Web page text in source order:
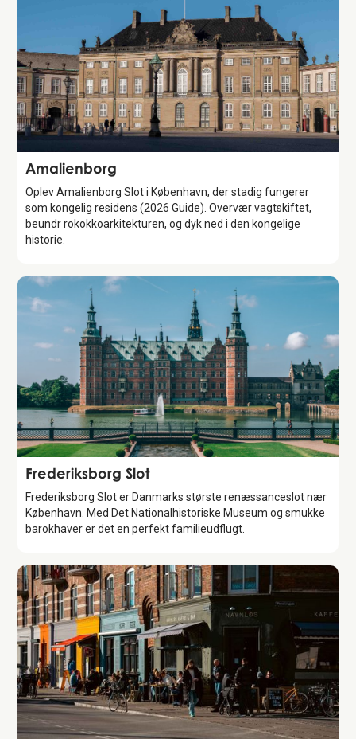
Attraction
Amalienborg
Oplev Amalienborg Slot i København, der stadig fungerer
som kongelig residens (2026 Guide). Overvær vagtskiftet,
beundr rokokkoarkitekturen, og dyk ned i den kongelige
historie.
Attraction
Frederiksborg Slot
Frederiksborg Slot er Danmarks største renæssanceslot nær
København. Med Det Nationalhistoriske Museum og smukke
barokhaver er det en perfekt familieudflugt.